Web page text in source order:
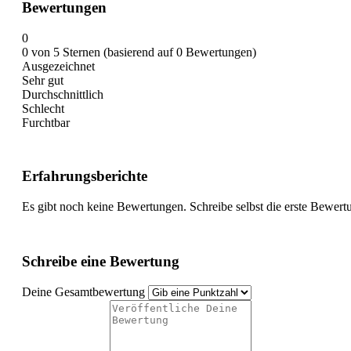
Bewertungen
0
0 von 5 Sternen (basierend auf 0 Bewertungen)
Ausgezeichnet
Sehr gut
Durchschnittlich
Schlecht
Furchtbar
Erfahrungsberichte
Es gibt noch keine Bewertungen. Schreibe selbst die erste
Schreibe eine Bewertung
Deine Gesamtbewertung